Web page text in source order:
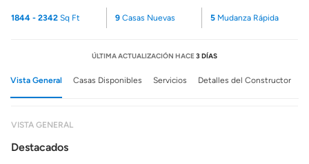
1844 - 2342 Sq Ft 9Casas Nuevas 5 Mudanza Rápida
ÚLTIMA ACTUALIZACIÓN HACE3 DÍAS
Vista General Casas Disponibles Servicios Detalles del Constructor
VISTA GENERAL
Destacados